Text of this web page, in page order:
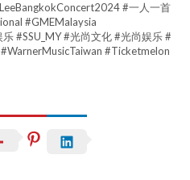
#一人一首
#GMEMalaysia
#SSU_MY #光尚文化 #光尚娱乐 #
#Ticketmelon